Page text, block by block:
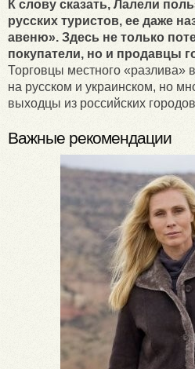
К слову сказать, Лалели
русских туристов, ее даже
авеню». Здесь не только
покупатели, но и продавцы
Торговцы местного «разлива»
на русском и украинском, но
выходцы из российских
Важные рекомендации